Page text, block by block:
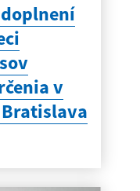
v